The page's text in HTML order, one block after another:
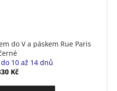
do V a páskem Rue Paris
10 až 14 dnů
Kč